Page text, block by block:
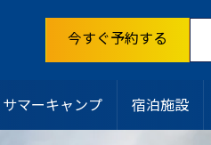
今すぐ予約する
サマーキャンプ 宿泊施設